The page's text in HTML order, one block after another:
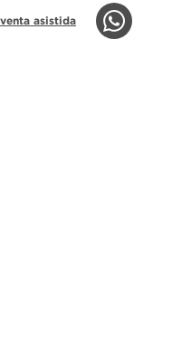
asistida